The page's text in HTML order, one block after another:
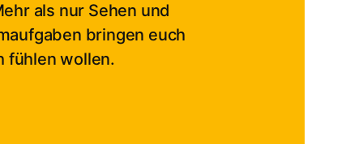
als nur Sehen und
bringen euch
fühlen wollen.